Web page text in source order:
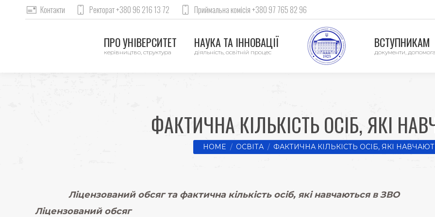
Контакти Ректорат +380 96 216 13 72 Приймальна комісія +380 97 765 82 96
ПРО УНІВЕРСИТЕТ
керівництво, структура
НАУКА ТА ІННОВАЦІЇ
діяльність, освітній процес
ВСТУПНИКАМ
документи, допомога
ФАКТИЧНА КІЛЬКІСТЬ ОСІБ, ЯКІ
You are here:
HOME ОСВІТА ФАКТИЧНА КІЛЬКІСТЬ ОСІБ, ЯКІ
Ліцензований обсяг та фактична кількість осіб, які навчаються в ЗВО
Ліцензований обсяг